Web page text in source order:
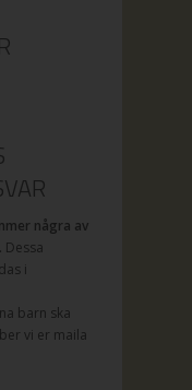
några av
Dessa
i
barn ska
vi er maila